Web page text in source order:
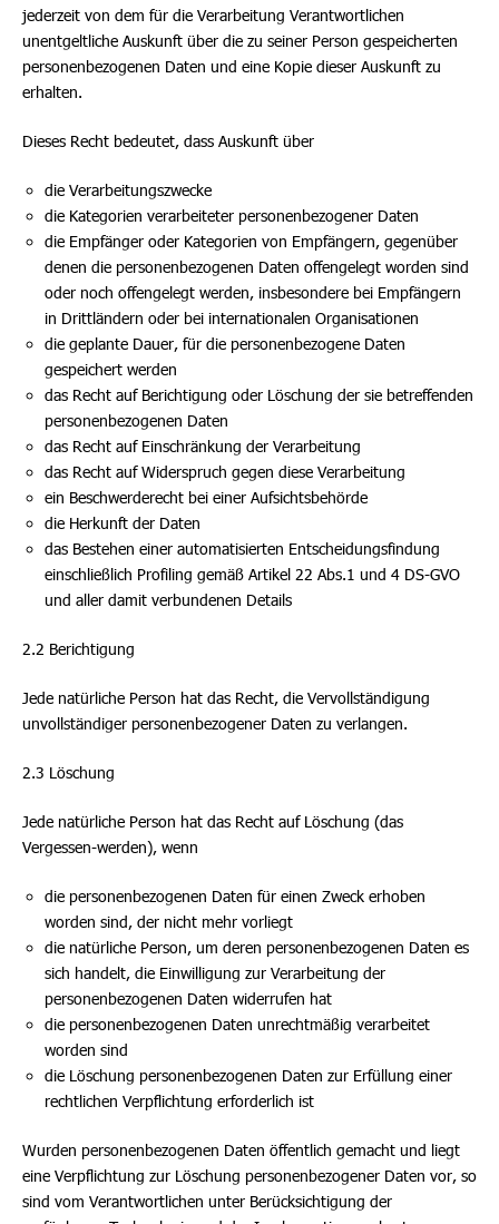
jederzeit von dem für die Verarbeitung Verantwortlichen
unentgeltliche Auskunft über die zu seiner Person gespeicherten
personenbezogenen Daten und eine Kopie dieser Auskunft zu
erhalten.
Dieses Recht bedeutet, dass Auskunft über
die Verarbeitungszwecke
die Kategorien verarbeiteter personenbezogener Daten
die Empfänger oder Kategorien von Empfängern, gegenüber
denen die personenbezogenen Daten offengelegt worden sind
oder noch offengelegt werden, insbesondere bei Empfängern
in Drittländern oder bei internationalen Organisationen
die geplante Dauer, für die personenbezogene Daten
gespeichert werden
das Recht auf Berichtigung oder Löschung der sie betreffenden
personenbezogenen Daten
das Recht auf Einschränkung der Verarbeitung
das Recht auf Widerspruch gegen diese Verarbeitung
ein Beschwerderecht bei einer Aufsichtsbehörde
die Herkunft der Daten
das Bestehen einer automatisierten Entscheidungsfindung
einschließlich Profiling gemäß Artikel 22 Abs.1 und 4 DS-GVO
und aller damit verbundenen Details
2.2 Berichtigung
Jede natürliche Person hat das Recht, die Vervollständigung
unvollständiger personenbezogener Daten zu verlangen.
2.3 Löschung
Jede natürliche Person hat das Recht auf Löschung (das
Vergessen-werden), wenn
die personenbezogenen Daten für einen Zweck erhoben
worden sind, der nicht mehr vorliegt
die natürliche Person, um deren personenbezogenen Daten es
sich handelt, die Einwilligung zur Verarbeitung der
personenbezogenen Daten widerrufen hat
die personenbezogenen Daten unrechtmäßig verarbeitet
worden sind
die Löschung personenbezogenen Daten zur Erfüllung einer
rechtlichen Verpflichtung erforderlich ist
Wurden personenbezogenen Daten öffentlich gemacht und liegt
eine Verpflichtung zur Löschung personenbezogener Daten vor, so
sind vom Verantwortlichen unter Berücksichtigung der